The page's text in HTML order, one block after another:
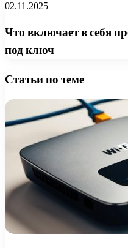
02.11.2025
Что включает в себя
под ключ
Статьи по теме